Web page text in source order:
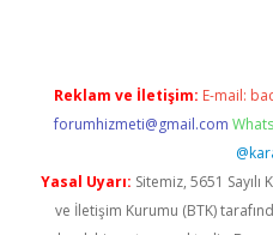
Reklam ve İletişim: E-mail:
forumhizmeti@gmail.com
Yasal Uyarı: Sitemiz, 5651
ve İletişim Kurumu (BTK)